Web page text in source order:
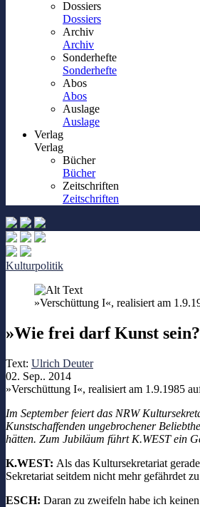
Dossiers
Dossiers
Archiv
Archiv
Sonderhefte
Sonderhefte
Abos
Abos
Auslage
Auslage
Verlag
Verlag
Bücher
Bücher
Zeitschriften
Zeitschriften
Kulturpolitik
»Verschüttung I«, realisiert am
»Wie frei darf Kunst
Text: Ulrich Deuter
02. Sep.. 2014
»Verschüttung I«, realisiert am 1.9.1985
Im September feiert das NRW
Kunstschaffenden ungebrochener
hätten. Zum Jubiläum führt K.WEST ein
K.WEST: Als das Kultursekretariat
Sekretariat seitdem nicht mehr gefährdet
ESCH: Daran zu zweifeln habe ich